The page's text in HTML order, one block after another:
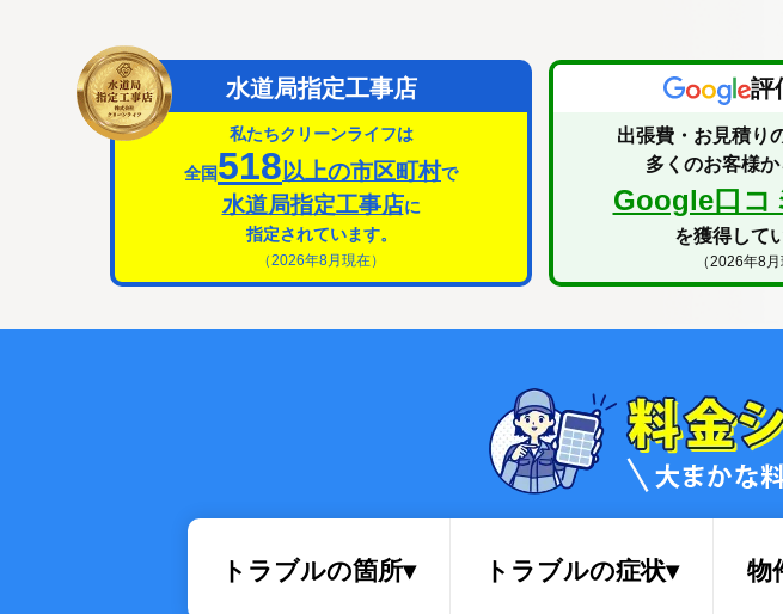
水道局指定工事店
私たちクリーンライフは
全国518 以上の市区町村で
水道局指定工事店に
指定されています。
（2026年8月現在）
評
出張費・お見積り
多くのお客様
Google口コ
を獲得して
（2026年8月
トラブルの箇所▾ トラブルの症状▾ 物